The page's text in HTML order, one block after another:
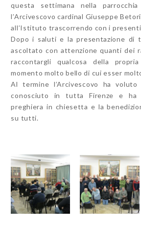
questa settimana nella
l’Arcivescovo cardinal Giuseppe
all’Istituto trascorrendo con i presenti
Dopo i saluti e la presentazione di
ascoltato con attenzione quanti dei
raccontargli qualcosa della
momento molto bello di cui esser
Al termine l’Arcivescovo ha
conosciuto in tutta Firenze e ha
preghiera in chiesetta e la
su tutti.